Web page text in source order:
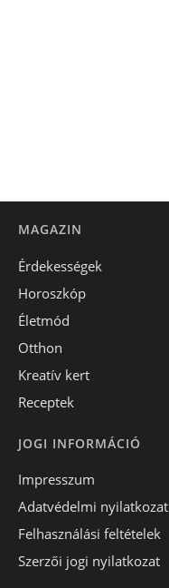
MAGAZIN
Érdekességek
Horoszkóp
Életmód
Otthon
Kreatív kert
Receptek
JOGI INFORMÁCIÓ
Impresszum
Adatvédelmi nyilatkozat
Felhasználási feltételek
Szerzői jogi nyilatkozat